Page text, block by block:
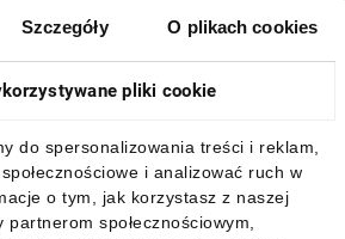
Szczegóły O plikach cookies
pliki cookie
do spersonalizowania treści i reklam,
i analizować ruch w
o tym, jak korzystasz z naszej
społecznościowym,